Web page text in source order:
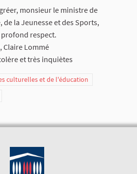
monsieur le ministre de
la Jeunesse et des Sports,
respect.
Claire Lommé
et très inquiètes
culturelles et de l'éducation